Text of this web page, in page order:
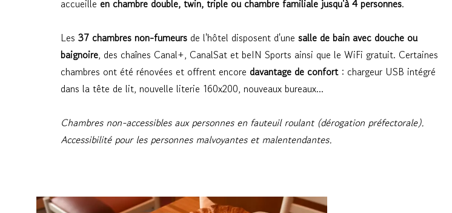
accueille en chambre double, twin, triple ou chambre familiale jusqu'à 4 personnes.
Les 37 chambres non-fumeurs de l'hôtel disposent d'une salle de bain avec douche ou
baignoire, des chaînes Canal+, CanalSat et beIN Sports ainsi que le WiFi gratuit. Certaines
chambres ont été rénovées et offrent encore davantage de confort: chargeur USB intégré
dans la tête de lit, nouvelle literie 160x200, nouveaux bureaux...
Chambres non-accessibles aux personnes en fauteuil roulant (dérogation préfectorale).
Accessibilité pour les personnes malvoyantes et malentendantes.